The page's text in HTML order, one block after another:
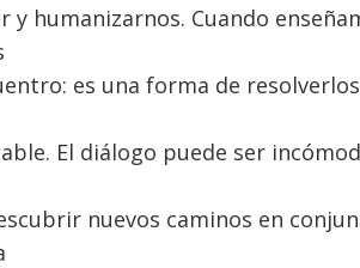
y humanizarnos. Cuando
es una forma de
El diálogo puede ser
nuevos caminos en